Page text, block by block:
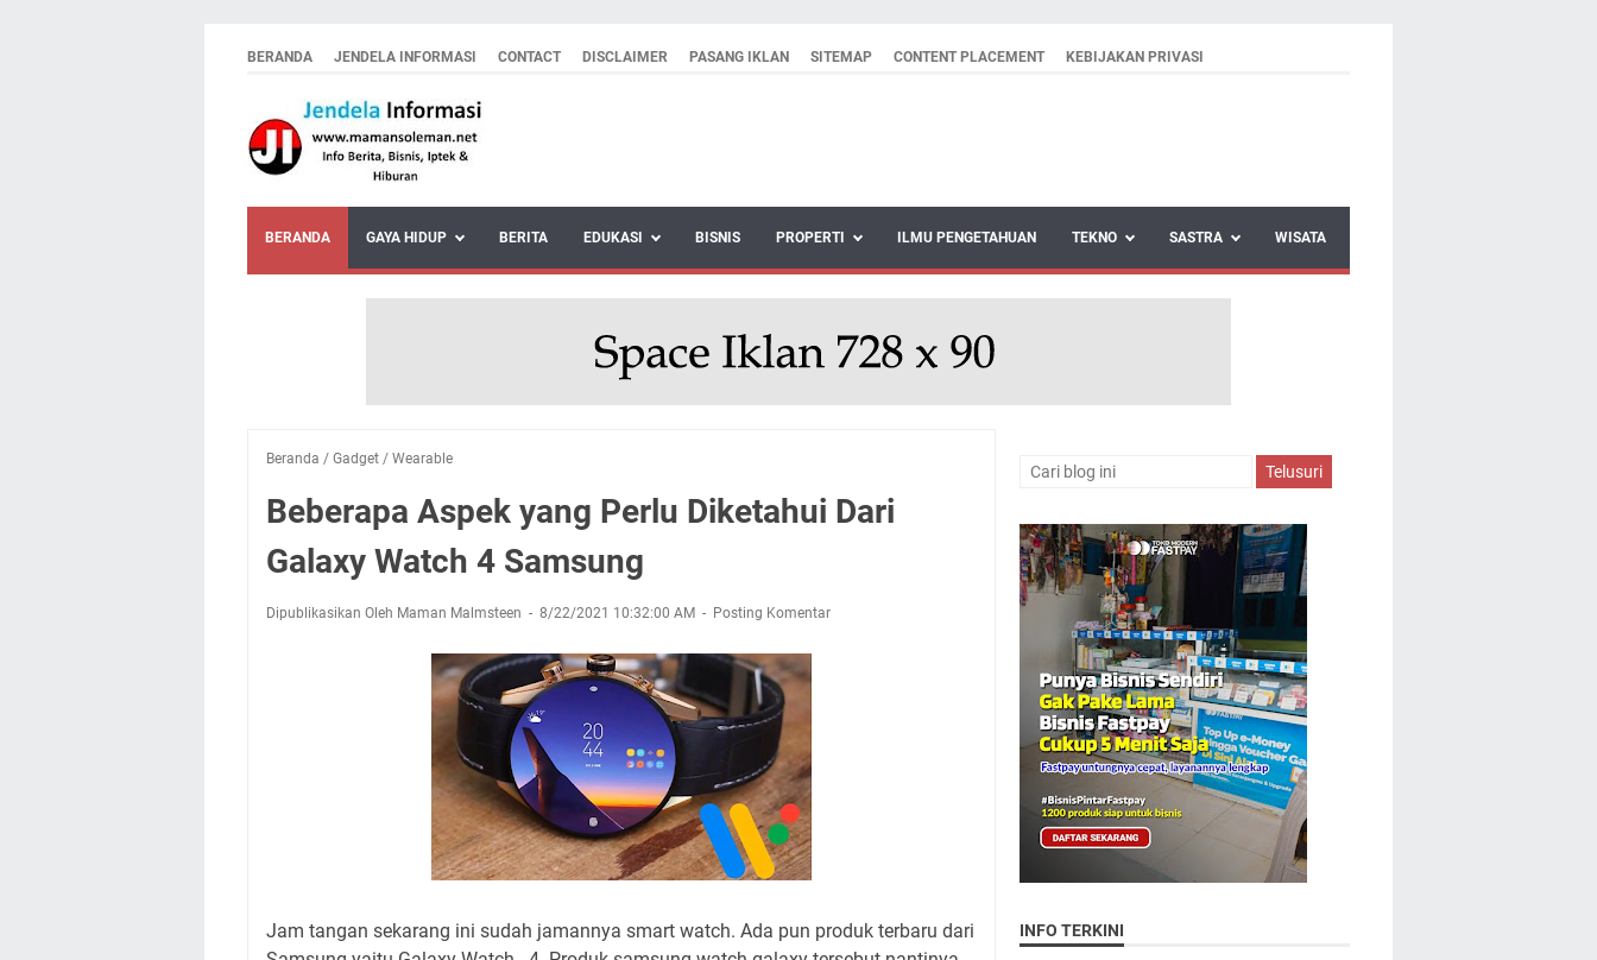
BERANDA JENDELA INFORMASI CONTACT DISCLAIMER PASANG IKLAN SITEMAP CONTENT PLACEMENT KEBIJAKAN PRIVASI
BERANDA GAYA HIDUP BERITA EDUKASI BISNIS PROPERTI ILMU PENGETAHUAN TEKNO SASTRA WISATA
Beranda / Gadget / Wearable
Beberapa Aspek yang Perlu Diketahui Dari
Galaxy Watch 4 Samsung
Dipublikasikan Oleh Maman Malmsteen 8/22/2021 10:32:00 AM Posting Komentar
Jam tangan sekarang ini sudah jamannya smart watch. Ada pun produk terbaru dari
INFO TERKINI